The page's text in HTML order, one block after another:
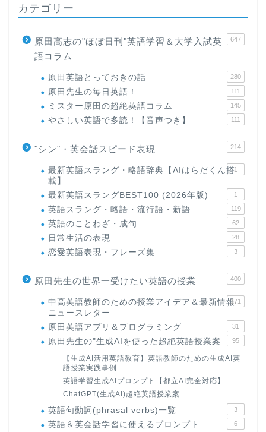
カテゴリー
原田高志の"ほぼ日刊"英語学習＆大学入試英
語コラム
647
原田英語とっておきの話 280
原田先生の毎日英語！ 111
ミスター原田の超絶英語コラム 145
やさしい英語で多読！【音声つき】 111
"シン"・英会話スピード表現 214
最新英語スラング・略語辞典【AIはらだくん搭
載】
1
最新英語スラングBEST100 (2026年版) 1
英語スラング・略語・流行語・新語 119
英語のことわざ・成句 62
日常生活の表現 28
恋愛英語表現・フレーズ集 3
原田先生の世界一受けたい英語の授業 400
中高英語教師のための授業アイデア＆最新情報
ニュースレター
171
原田英語アプリ＆プログラミング 31
原田先生の"生成AIを使った超絶英語授業案 95
【生成AI活用英語教育】英語教師のための生成AI英
語授業実践事例
英語学習生成AIプロンプト【都立AI完全対応】
ChatGPT(生成AI)超絶英語授業案
英語句動詞(phrasal verbs)一覧 3
英語＆英会話学習に使えるプロンプト 6